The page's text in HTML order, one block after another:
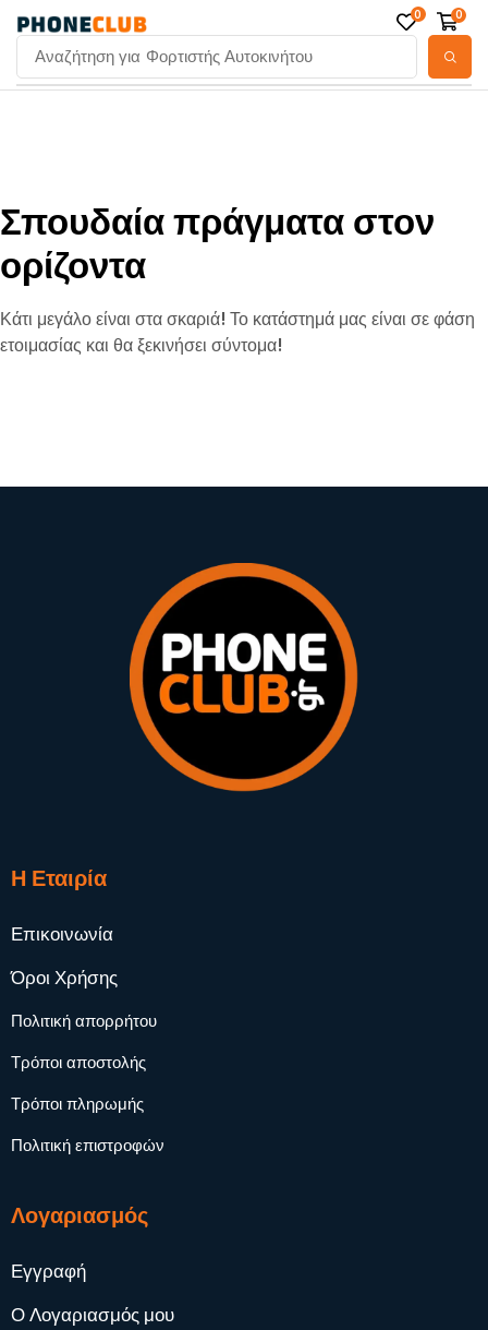
Αναζήτηση για Φορτιστής Αυτοκινήτου
0 0
Σπουδαία πράγματα στον
ορίζοντα
Κάτι μεγάλο είναι στα σκαριά! Το κατάστημά μας είναι σε φάση
ετοιμασίας και θα ξεκινήσει σύντομα!
Η Εταιρία
Επικοινωνία
Όροι Χρήσης
Πολιτική απορρήτου
Τρόποι αποστολής
Τρόποι πληρωμής
Πολιτική επιστροφών
Λογαριασμός
Εγγραφή
Ο Λογαριασμός μου